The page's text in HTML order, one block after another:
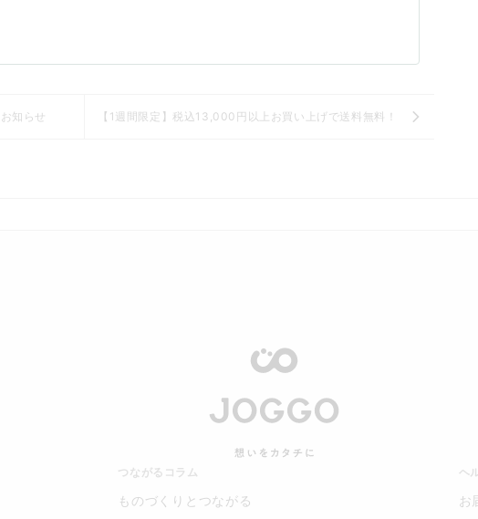
知らせ 【1週間限定】税込13,000円以上お買い上げで送料無料！
つながるコラム
ものづくりとつながる
ヘ
お